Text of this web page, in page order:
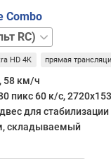
а
Combo
HD 4K прямая
58 км/ч
пикс 60 к/с,
для стабилизации
складываемый